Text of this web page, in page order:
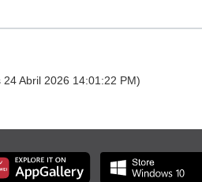
Abril 2026 14:01:22 PM)